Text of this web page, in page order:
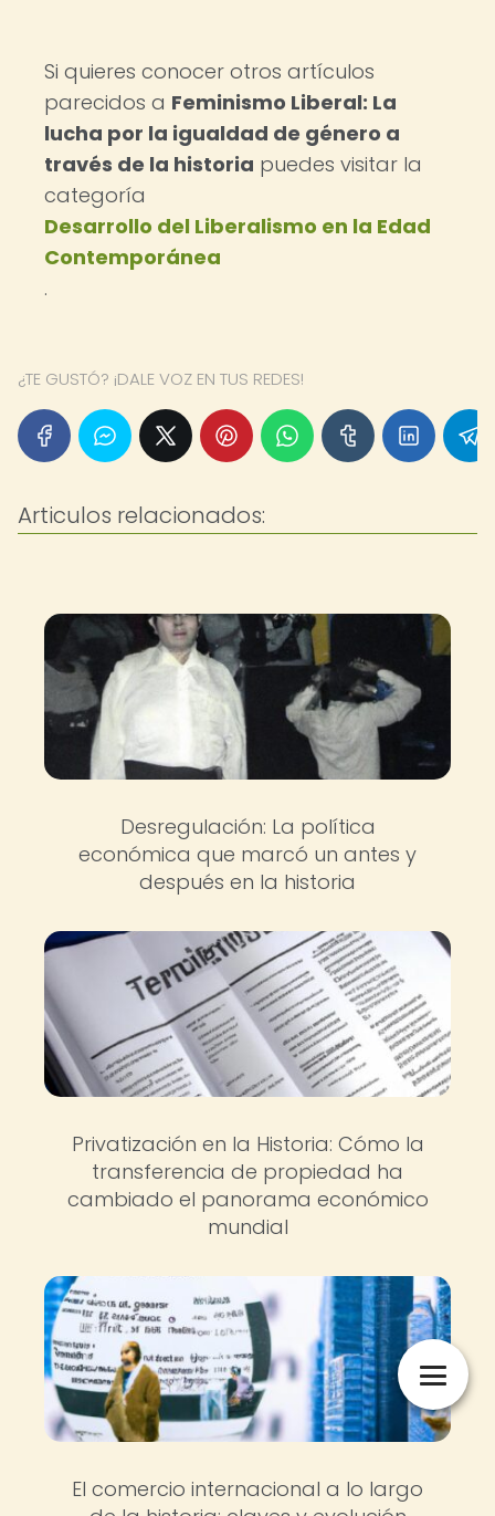
Si quieres conocer otros artículos
parecidos a Feminismo Liberal: La
lucha por la igualdad de género a
través de la historia puedes visitar la
categoría
Desarrollo del Liberalismo en la Edad
Contemporánea
.
¿TE GUSTÓ? ¡DALE VOZ EN TUS REDES!
Articulos relacionados:
Desregulación: La política
económica que marcó un antes y
después en la historia
Privatización en la Historia: Cómo la
transferencia de propiedad ha
cambiado el panorama económico
mundial
El comercio internacional a lo largo